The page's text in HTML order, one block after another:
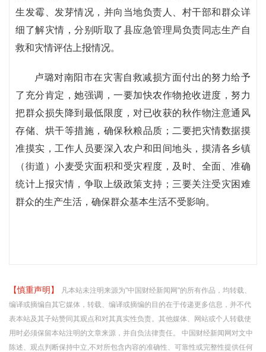
生发霉、发芽情况，并向当地负责人、村干部和群众详
细了解灾情，分别听取了县应急管理局负责同志生产自
救和灾情评估上报情况。
卢璐对南阳市在灾害自救减损方面付出的努力给予
了充分肯定，她强调，一要加快农作物抢收进度，努力
把群众损失降到最低限度，对已收获的秋作物注意通风
存储、烘干等措施，确保秋粮品质；二要把灾情数据摸
准摸实，工作人员要深入农户和田间地头，摸清各乡镇
（街道）小麦受灾面积和受灾程度，及时、全面、准确
统计上报灾情，争取上级政策支持；三要关注受灾困难
群众的生产生活，确保群众基本生活不受影响。
【慎重声明】
凡本站未注明来源为"中国财经新闻网"的所有作品，均转载、
编译或摘编自其它媒体，转载、编译或摘编的目的在于传递更多信息，并不代
表本站及其子站赞同其观点和对其真实性负责。其他媒体、网站或个人转载使
用时必须保留本站注明的文章来源，并自负法律责任。 中国财经新闻网对文中
陈述、观点判断保持中立,不对所包含内容的准确性、可靠性或完整性提供任何